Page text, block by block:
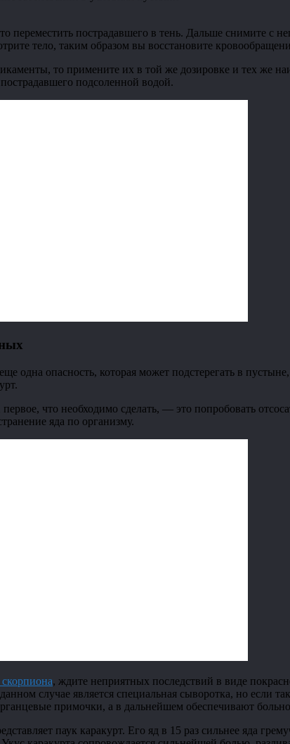
переместить пострадавшего в тень. Дальше снимите с
тело, таким образом вы восстановите
то примените их в той же дозировке и тех же
подсоленной водой.
одна опасность, которая может подстерегать в
первое, что необходимо сделать, — это попробовать
яда по организму.
скорпиона, ждите неприятных последствий в виде
случае является специальная сыворотка, но если
примочки, а в дальнейшем обеспечивают
паук каракурт. Его яд в 15 раз сильнее яда